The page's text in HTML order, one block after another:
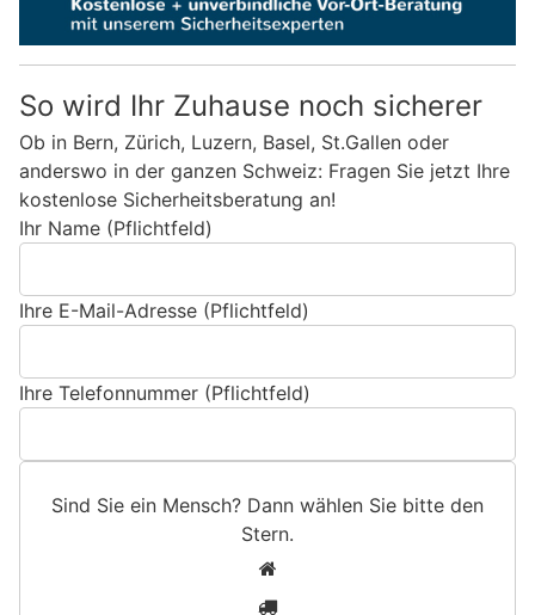
So wird Ihr Zuhause noch sicherer
Ob in Bern, Zürich, Luzern, Basel, St.Gallen oder
anderswo in der ganzen Schweiz: Fragen Sie jetzt Ihre
kostenlose Sicherheitsberatung an!
Ihr Name (Pflichtfeld)
Ihre E-Mail-Adresse (Pflichtfeld)
Ihre Telefonnummer (Pflichtfeld)
Sind Sie ein Mensch? Dann wählen Sie bitte den
Stern.